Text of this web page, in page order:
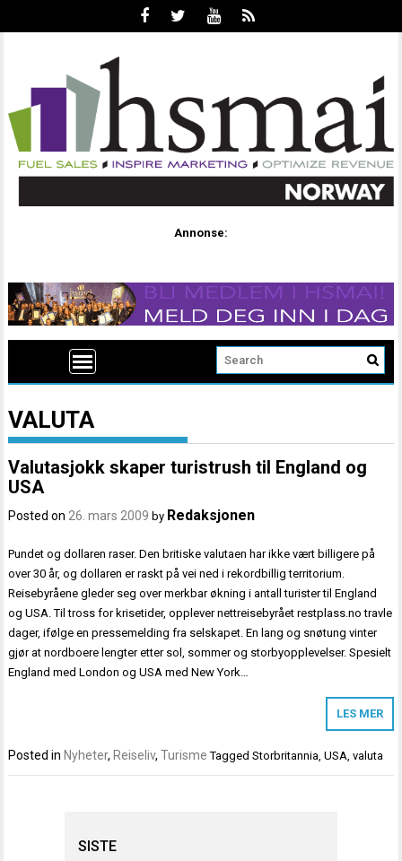
Annonse:
VALUTA
Valutasjokk skaper turistrush til England og
USA
Posted on26. mars 2009 by Redaksjonen
Pundet og dollaren raser. Den britiske valutaen har ikke vært billigere på
over 30 år, og dollaren er raskt på vei ned i rekordbillig territorium.
Reisebyråene gleder seg over merkbar økning i antall turister til England
og USA. Til tross for krisetider, opplever nettreisebyrået restplass.no travle
dager, ifølge en pressemelding fra selskapet. En lang og snøtung vinter
gjør at nordboere lengter etter sol, sommer og storbyopplevelser. Spesielt
England med London og USA med New York…
LES MER
Posted in Nyheter, Reiseliv,Turisme TaggedStorbritannia,USA,valuta
SISTE